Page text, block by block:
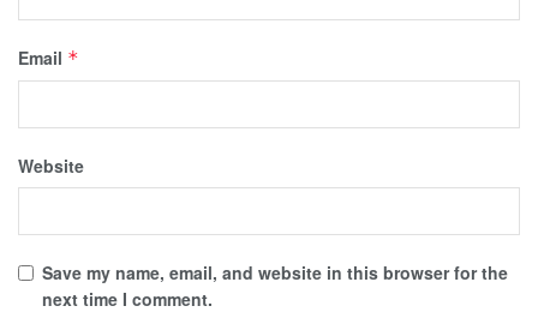
Email *
Website
Save my name, email, and website in this browser for the
next time I comment.